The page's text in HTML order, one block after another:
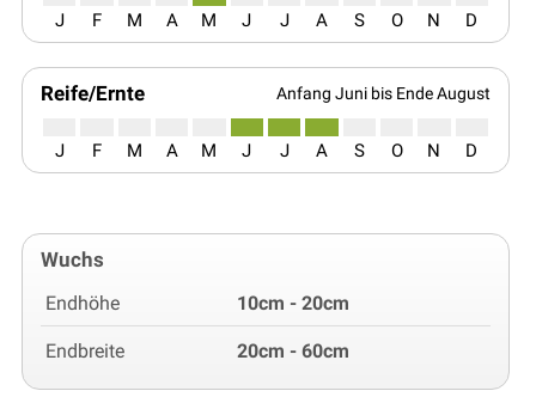
J F M A M J J A S O N D
Reife/Ernte Anfang Juni bis Ende August
J F M A M J J A S O N D
Wuchs
Endhöhe 10cm - 20cm
Endbreite 20cm - 60cm